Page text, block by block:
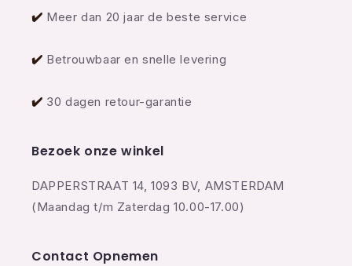
✔️ Meer dan 20 jaar de beste service
✔️ Betrouwbaar en snelle levering
✔️ 30 dagen retour-garantie
Bezoek onze winkel
DAPPERSTRAAT 14, 1093 BV, AMSTERDAM
(Maandag t/m Zaterdag 10.00-17.00)
Contact Opnemen